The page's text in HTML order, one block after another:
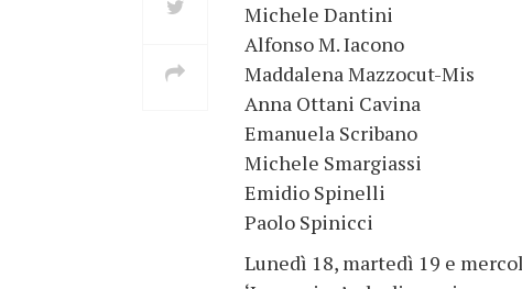
Michele Dantini
Alfonso M. Iacono
Maddalena Mazzocut-Mis
Anna Ottani Cavina
Emanuela Scribano
Michele Smargiassi
Emidio Spinelli
Paolo Spinicci
Lunedì 18, martedì 19 e